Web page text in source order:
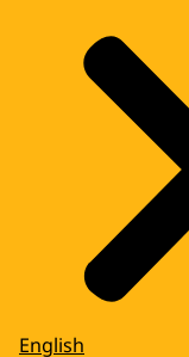
English